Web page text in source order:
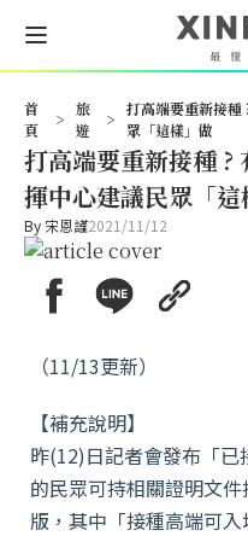
首
頁
>
旅
遊
>
打高端要重新接種
眾「這樣」做
打高端要重新接種 ?
揮中心建議民眾「
By 宋恩謹2021/11/12
（11/13更新）
【補充說明】
昨(12)日記者會發布「
的民眾可持相關證明文
版，其中「接種高端可